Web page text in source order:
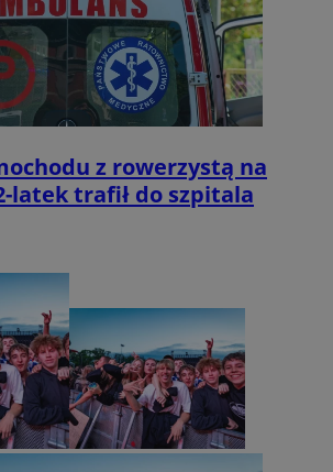
z rowerzystą na
latek trafił do szpitala